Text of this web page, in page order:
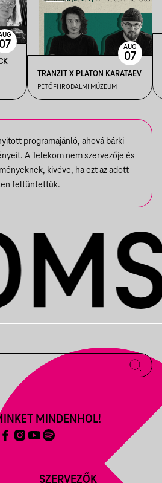
07
TRANZIT X PLATON KARATAEV
PETŐFI IRODALMI MÚZEUM
AUG
07
programajánló, ahová bárki
A Telekom nem szervezője és
kivéve, ha ezt az adott
feltüntettük.
SZERVEZŐK
MINDENHOL!